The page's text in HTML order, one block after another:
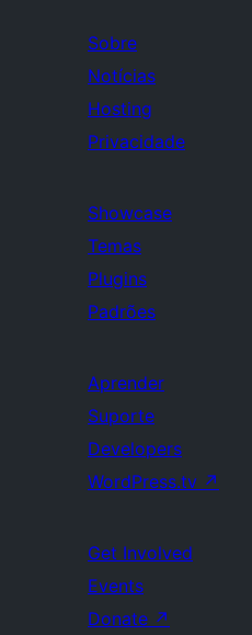
Sobre
Notícias
Hosting
Privacidade
Showcase
Temas
Plugins
Padrões
Aprender
Suporte
Developers
WordPress.tv ↗
Get Involved
Events
Donate ↗